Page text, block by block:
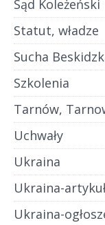
Sąd Koleżeński
Statut, władze
Sucha
Szkolenia
Tarnów,
Uchwały
Ukraina
Ukraina-
Ukraina-